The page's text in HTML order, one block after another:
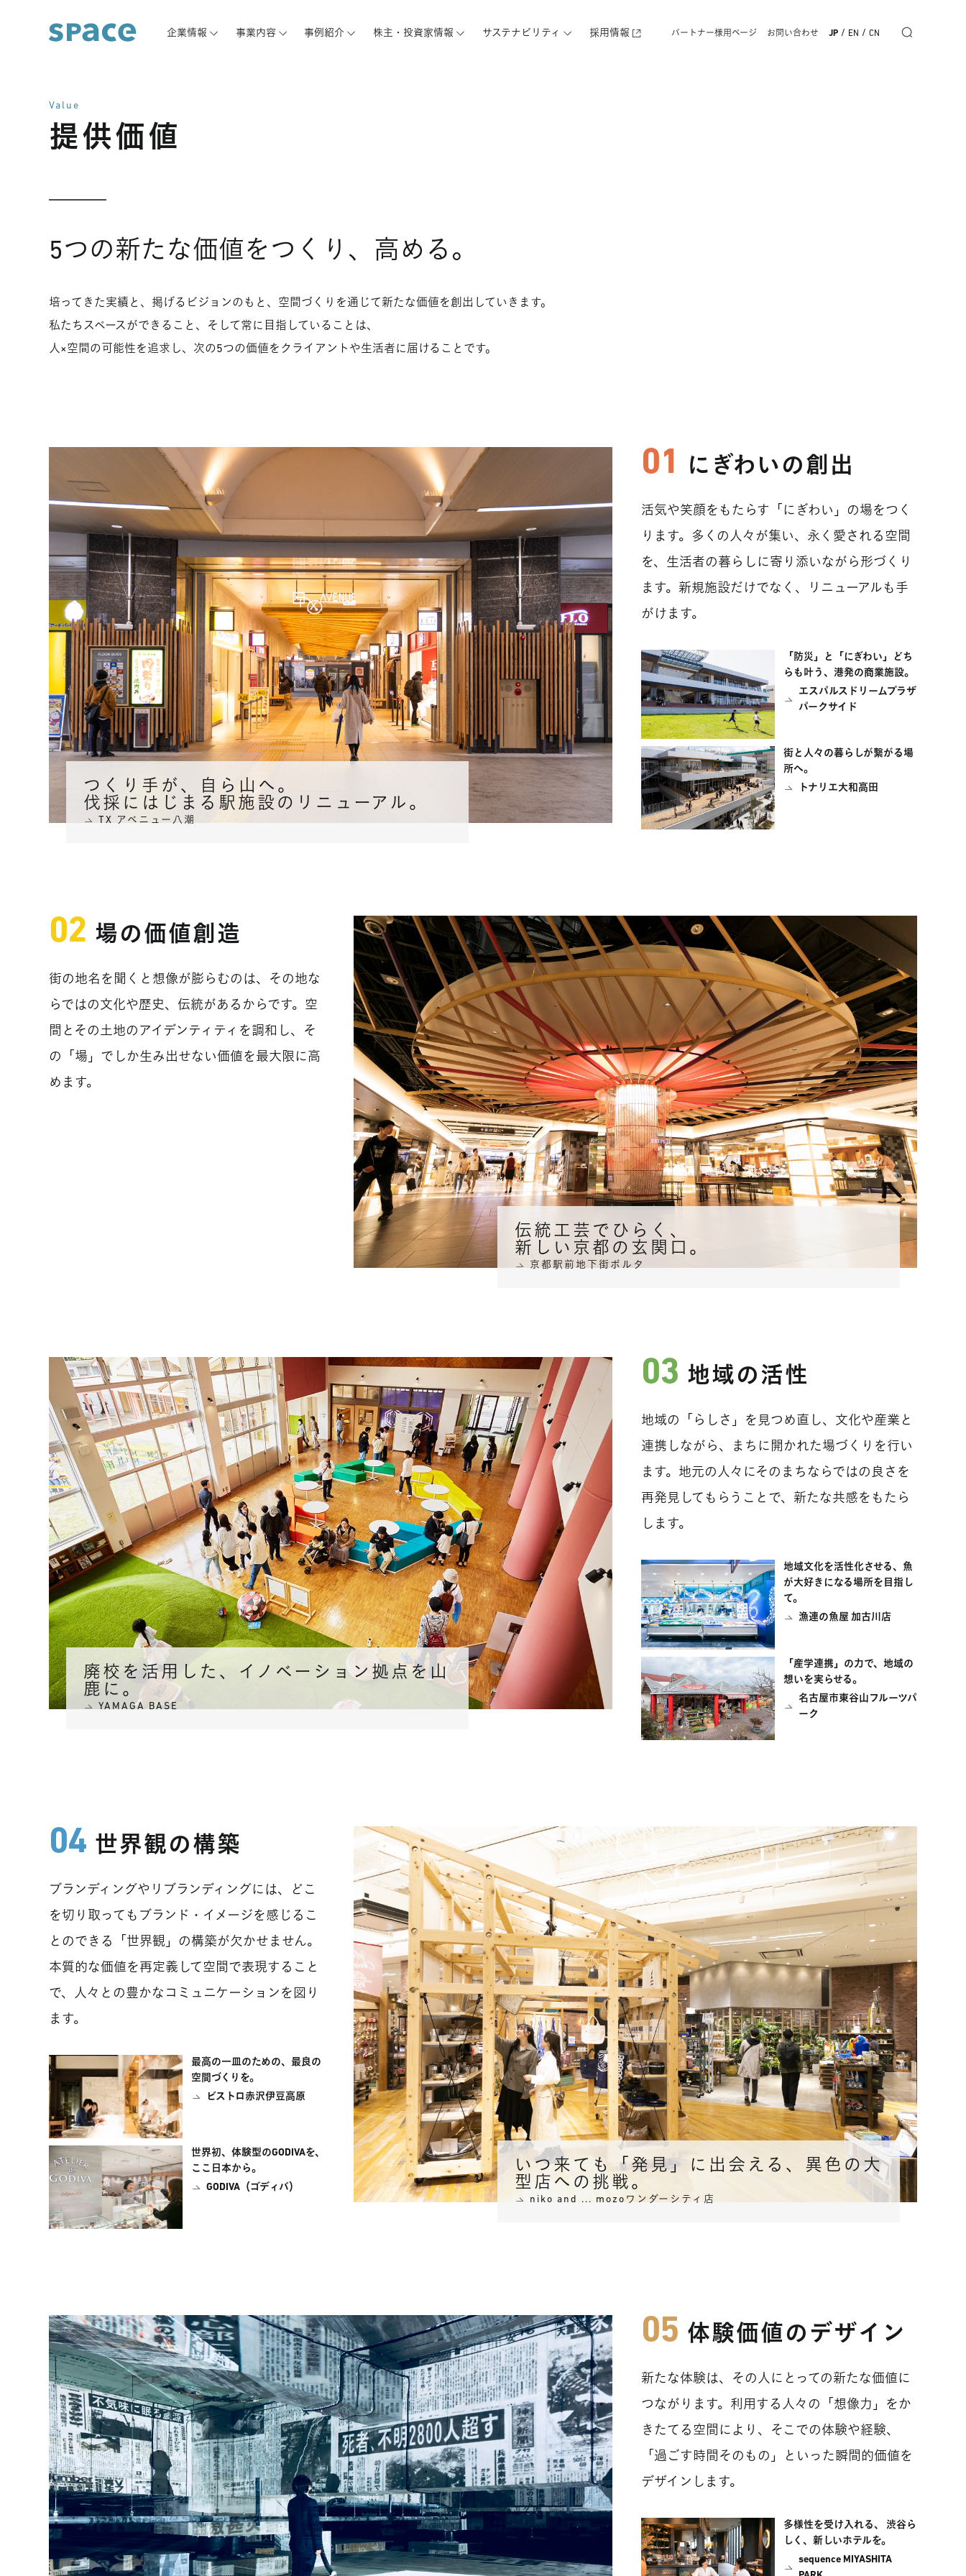
企業情報 事業内容 事例紹介 株主・投資家情報 サステナビリティ 採用情報 パートナー様用ページ お問い合わせ JP / EN / CN
Value
提供価値
5つの新たな価値をつくり、高める。
培ってきた実績と、掲げるビジョンのもと、空間づくりを通じて新たな価値を創出していきます。
私たちスペースができること、そして常に目指していることは、
人×空間の可能性を追求し、次の5つの価値をクライアントや生活者に届けることです。
つくり手が、自ら山へ。
伐採にはじまる駅施設のリニューアル。
TX アベニュー八潮
にぎわいの創出
活気や笑顔をもたらす「にぎわい」の場をつく
ります。多くの人々が集い、永く愛される空間
を、生活者の暮らしに寄り添いながら形づくり
ます。新規施設だけでなく、リニューアルも手
がけます。
「防災」と「にぎわい」どち
らも叶う、港発の商業施設。
エスパルスドリームプラザ
パークサイド
街と人々の暮らしが繋がる場
所へ。
トナリエ大和高田
場の価値創造
街の地名を聞くと想像が膨らむのは、その地な
らではの文化や歴史、伝統があるからです。空
間とその土地のアイデンティティを調和し、そ
の「場」でしか生み出せない価値を最大限に高
めます。
伝統工芸でひらく、
新しい京都の玄関口。
京都駅前地下街ポルタ
廃校を活用した、イノベーション拠点を山
鹿に。
YAMAGA BASE
地域の活性
地域の「らしさ」を見つめ直し、文化や産業と
連携しながら、まちに開かれた場づくりを行い
ます。地元の人々にそのまちならではの良さを
再発見してもらうことで、新たな共感をもたら
します。
地域文化を活性化させる、魚
が大好きになる場所を目指し
て。
漁連の魚屋 加古川店
「産学連携」の力で、地域の
想いを実らせる。
名古屋市東谷山フルーツパ
ーク
世界観の構築
ブランディングやリブランディングには、どこ
を切り取ってもブランド・イメージを感じるこ
とのできる「世界観」の構築が欠かせません。
本質的な価値を再定義して空間で表現すること
で、人々との豊かなコミュニケーションを図り
ます。
いつ来ても「発見」に出会える、異色の大
型店への挑戦。
niko and ... mozoワンダーシティ店
最高の一皿のための、最良の
空間づくりを。
ビストロ赤沢伊豆高原
世界初、体験型のGODIVAを、
ここ日本から。
GODIVA（ゴディバ）
体験価値のデザイン
新たな体験は、その人にとっての新たな価値に
つながります。利用する人々の「想像力」をか
きたてる空間により、そこでの体験や経験、
「過ごす時間そのもの」といった瞬間的価値を
デザインします。
多様性を受け入れる、 渋谷ら
しく、新しいホテルを。
sequence MIYASHITA